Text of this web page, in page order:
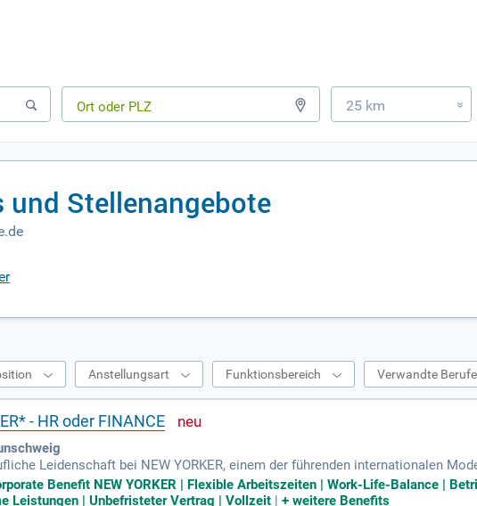
25 km »
Stellenangebote
Anstellungsart Funktionsbereich Verwandte Berufe
- HR oder FINANCE
Leidenschaft bei NEW YORKER, einem der führenden internationalen
Talente, die unsere dynamischen und vielfältigen Teams bereichern.
dich persönlich und beruflich weiterzuentwickeln. Werde Teil einer
Benefit NEW YORKER | Flexible Arbeitszeiten | Work-Life-Balance |
Leistungen | Unbefristeter Vertrag | Vollzeit |+weitere Benefits